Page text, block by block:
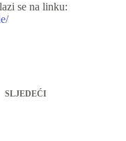
se na linku:
SLJEDEĆI